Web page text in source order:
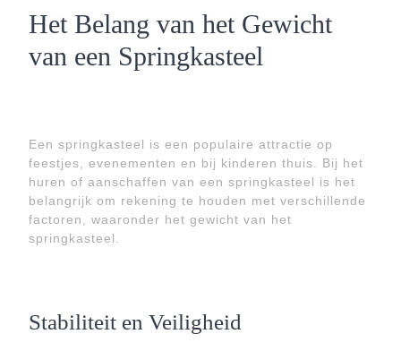
Het Belang van het Gewicht
van een Springkasteel
Een springkasteel is een populaire attractie op
feestjes, evenementen en bij kinderen thuis. Bij het
huren of aanschaffen van een springkasteel is het
belangrijk om rekening te houden met verschillende
factoren, waaronder het gewicht van het
springkasteel.
Stabiliteit en Veiligheid